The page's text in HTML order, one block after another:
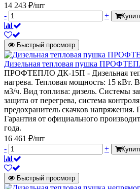
14 243 ₽/шт
-
+
Быстрый просмотр
Дизельная тепловая пушка
ПРОФТЕПЛО ДК-15П - Дизельная
нагрева. Тепловая мощность: 15 кВт.
м3/ч. Вид топлива: дизель. Системы
защита от перегрева, система
предохранитель скачков напряжения.
Гарантия от официального
года.
16 461 ₽/шт
-
+
Быстрый просмотр